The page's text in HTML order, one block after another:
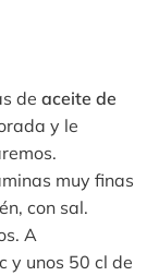
de aceite de
y le
muy finas
con sal.
A
y unos 50 cl de